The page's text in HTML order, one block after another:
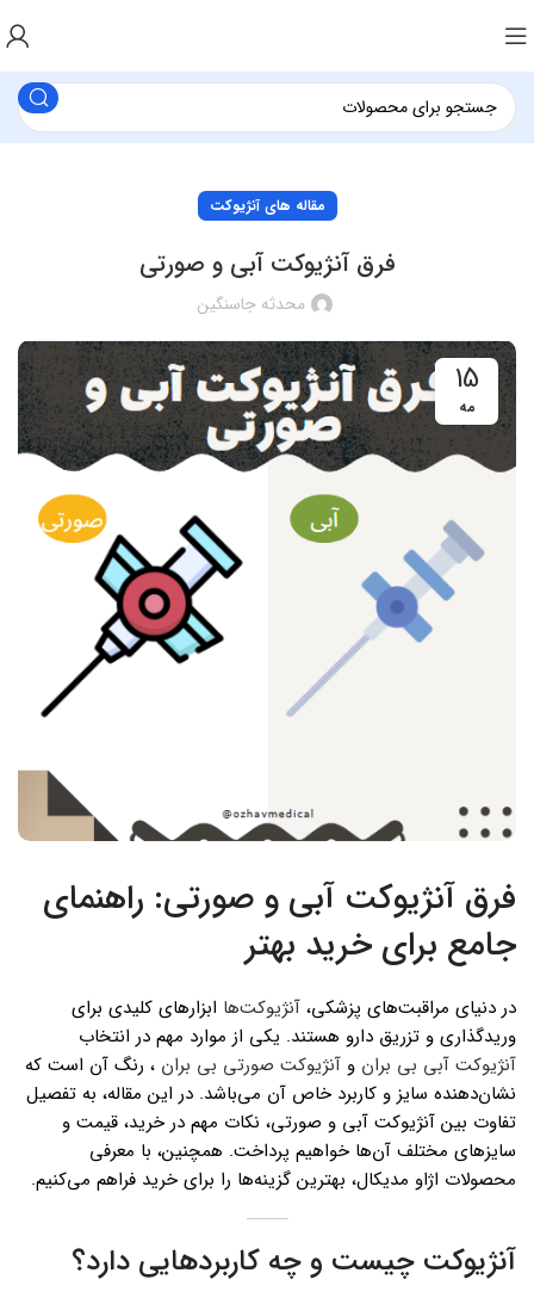
مقاله های آنژیوکت
فرق آنژیوکت آبی و صورتی
محدثه جاسنگین
15
مه
فرق آنژیوکت آبی و صورتی: راهنمای
جامع برای خرید بهتر
در دنیای مراقبت‌های پزشکی، آنژیوکت‌ها ابزارهای کلیدی برای
وریدگذاری و تزریق دارو هستند. یکی از موارد مهم در انتخاب
آنژیوکت آبی بی بران و آنژیوکت صورتی بی بران ، رنگ آن است که
نشان‌دهنده سایز و کاربرد خاص آن می‌باشد. در این مقاله، به تفصیل
تفاوت بین آنژیوکت آبی و صورتی، نکات مهم در خرید، قیمت و
سایزهای مختلف آن‌ها خواهیم پرداخت. همچنین، با معرفی
محصولات اژاو مدیکال، بهترین گزینه‌ها را برای خرید فراهم می‌کنیم.
آنژیوکت چیست و چه کاربردهایی دارد؟